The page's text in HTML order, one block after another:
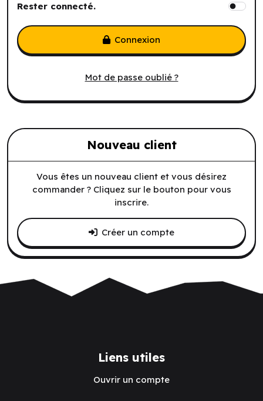
Rester connecté.
Mot de passe oublié ?
Connexion
Nouveau client
Vous êtes un nouveau client et vous désirez
commander ? Cliquez sur le bouton pour vous
inscrire.
Créer un compte
Liens utiles
Ouvrir un compte